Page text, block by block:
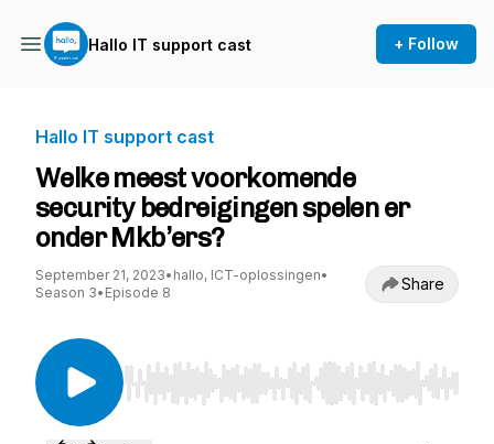
Hallo IT support cast + Follow
Hallo IT support cast
Welke meest voorkomende
security bedreigingen spelen er
onder Mkb’ers?
September 21, 2023• hallo, ICT-oplossingen•
Season 3• Episode 8 Share
Use Left/Right to seek, Home/End to jump to